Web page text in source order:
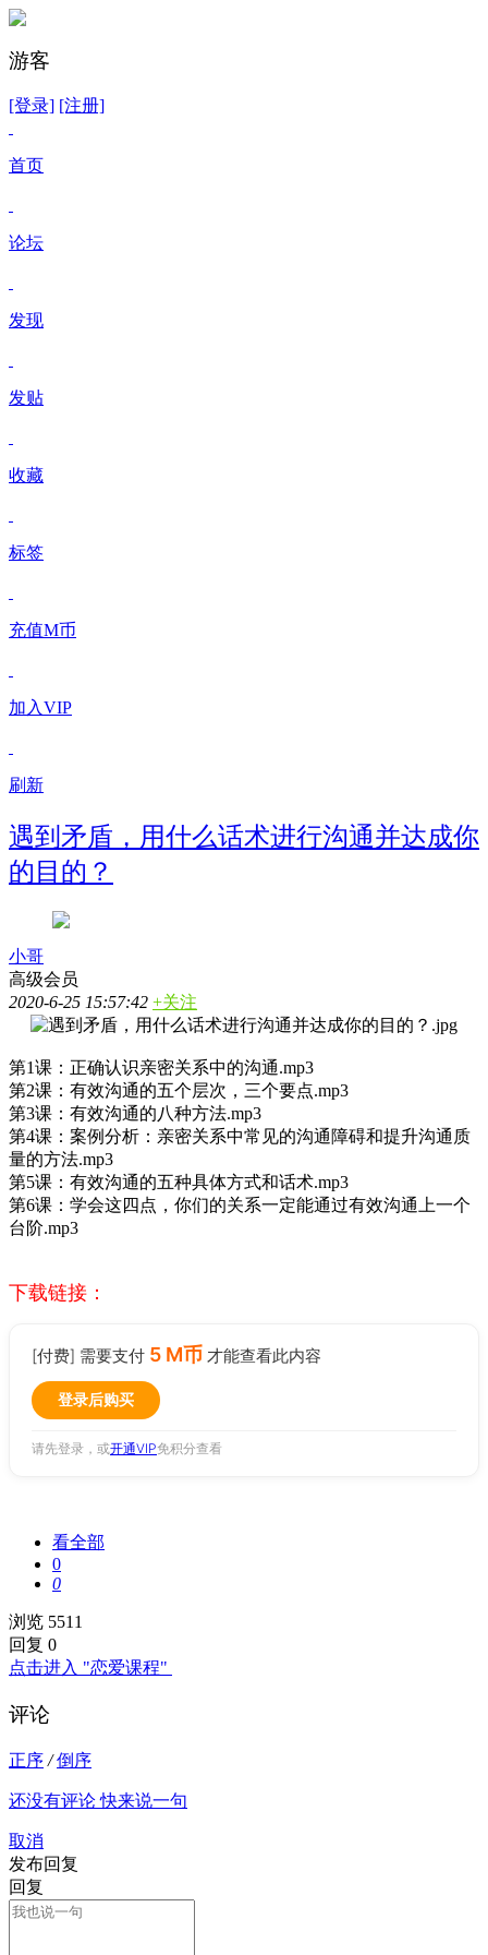
游客
[登录] [注册]
首页
论坛
发现
发贴
收藏
标签
充值M币
加入VIP
刷新
遇到矛盾，用什么话术进行沟通并达成你
的目的？
小哥
高级会员
2020-6-25 15:57:42 +关注
第1课：正确认识亲密关系中的沟通.mp3
第2课：有效沟通的五个层次，三个要点.mp3
第3课：有效沟通的八种方法.mp3
第4课：案例分析：亲密关系中常见的沟通障碍和提升沟通质
量的方法.mp3
第5课：有效沟通的五种具体方式和话术.mp3
第6课：学会这四点，你们的关系一定能通过有效沟通上一个
台阶.mp3
下载链接：
[付费] 需要支付 5 M币 才能查看此内容
登录后购买
请先登录，或开通VIP免积分查看
看全部
0
0
浏览 5511
回复 0
点击进入 "恋爱课程"
评论
正序 / 倒序
还没有评论 快来说一句
取消
发布回复
回复